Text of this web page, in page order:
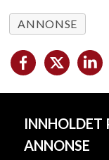
mingling. I
konferansen i
digitale
tar opp
TV-
gjester,
ANNONSE
INNHOLDET
ANNONSE